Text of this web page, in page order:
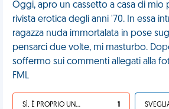
Oggi, apro un cassetto a casa di mio
rivista erotica degli anni '70. In essa
ragazza nuda immortalata in pose
pensarci due volte, mi masturbo.
soffermo sui commenti allegati alla
FML
SÌ, È PROPRIO UNA VDM! 1